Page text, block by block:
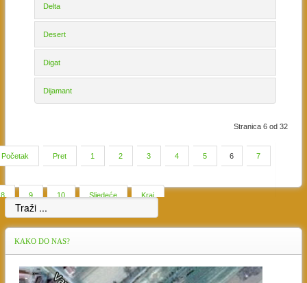
Delta
Desert
Digat
Dijamant
Stranica 6 od 32
Početak Pret 1 2 3 4 5 6 7
8 9 10 Sljedeće Kraj
KAKO DO NAS?